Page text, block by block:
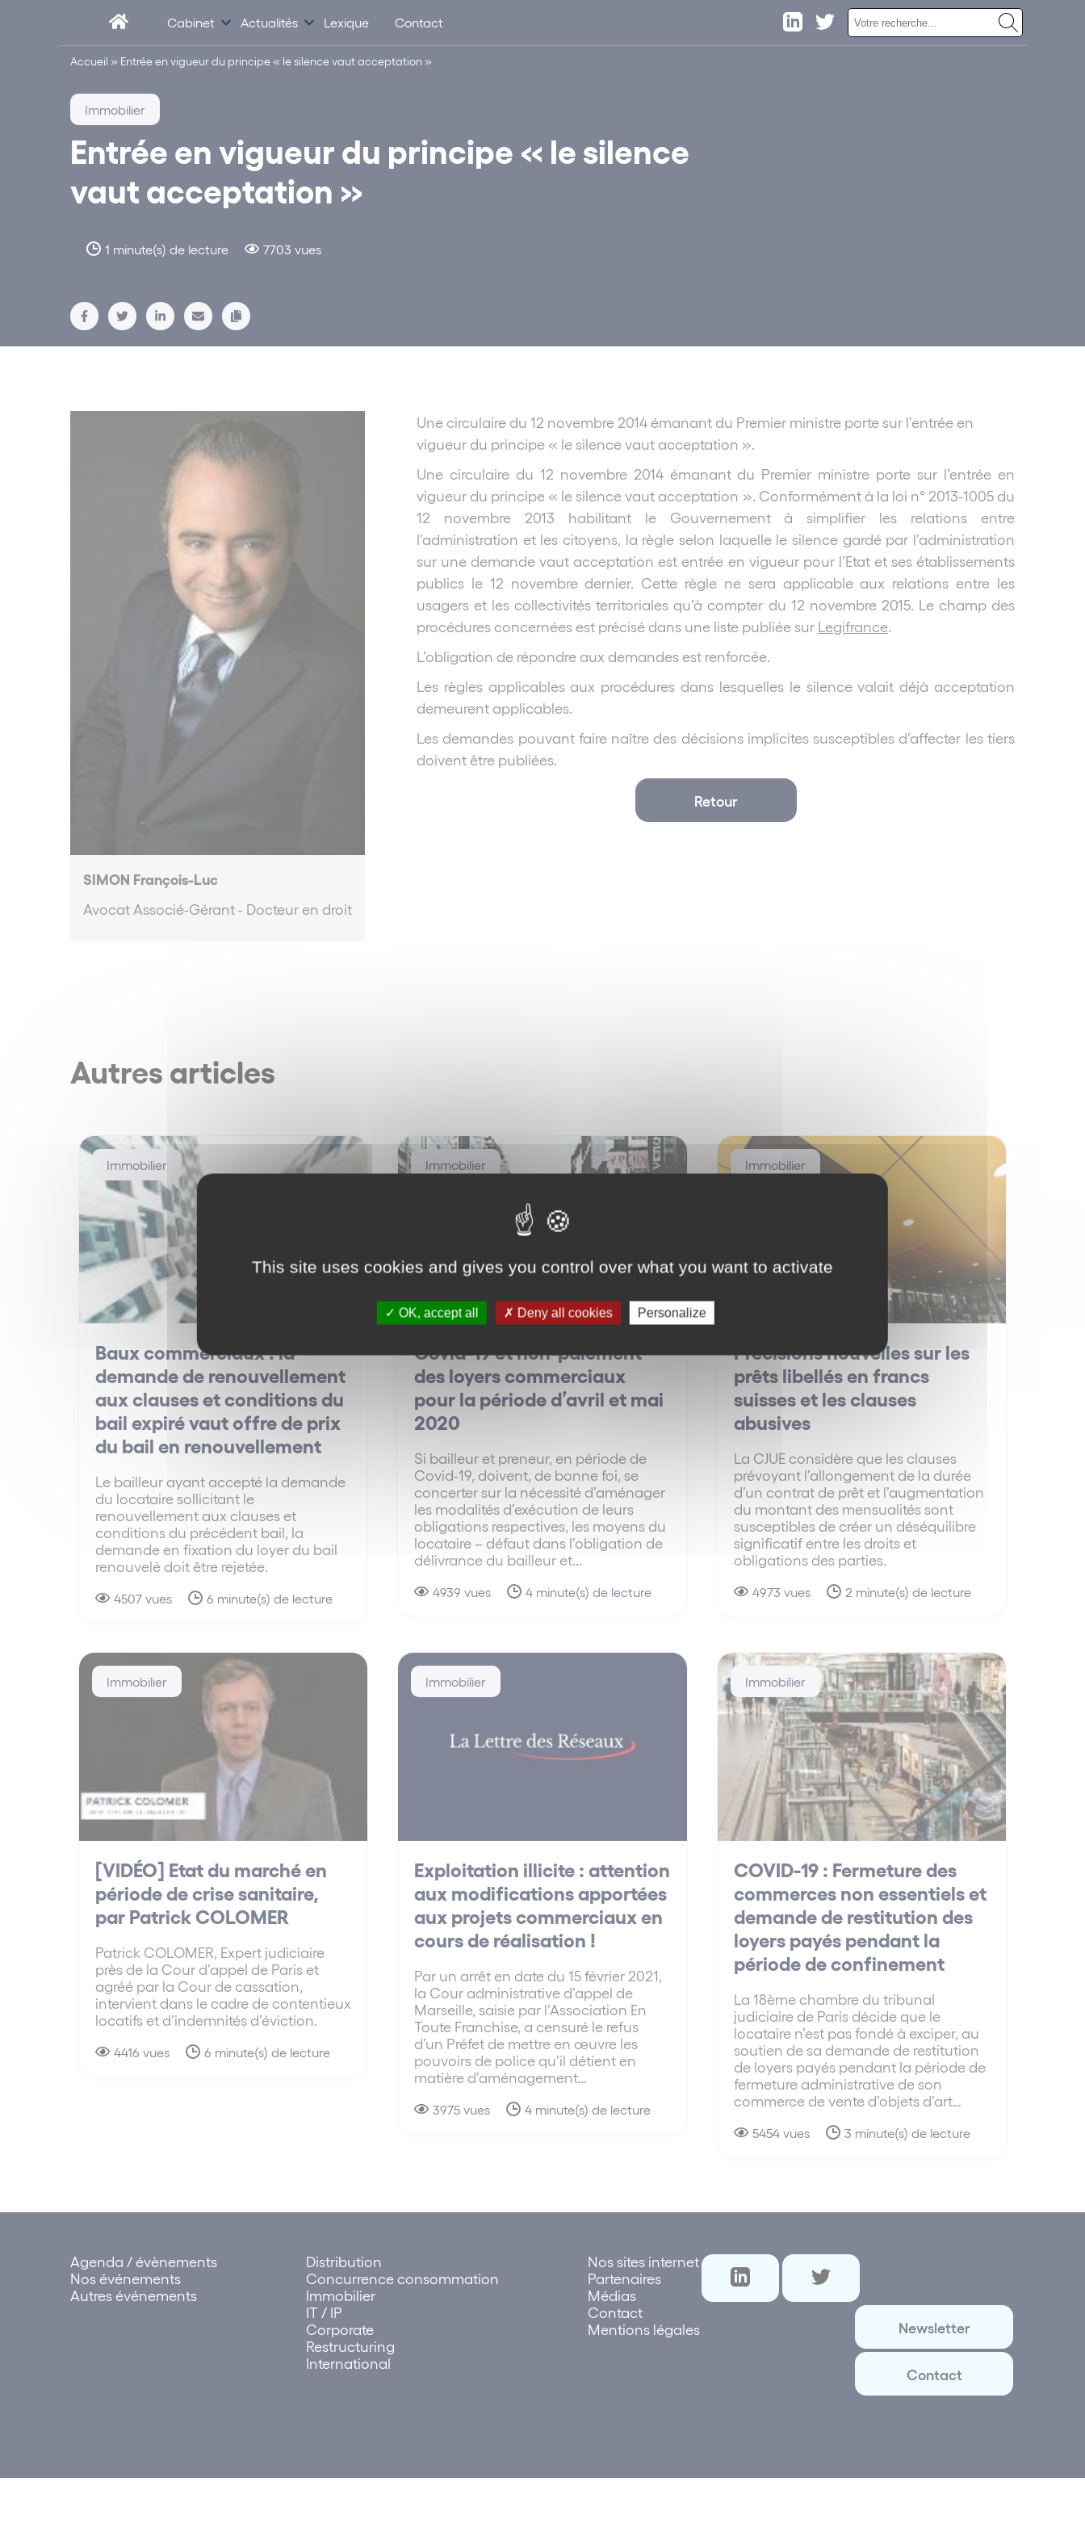
Cabinet Actualités Lexique Contact
Accueil » Entrée en vigueur du principe « le silence vaut acceptation »
Entrée en vigueur du principe « le silence
vaut acceptation »
1 minute(s) de lecture 7703 vues
Immobilier
SIMON François-Luc
Avocat Associé-Gérant - Docteur en droit
Une circulaire du 12 novembre 2014 émanant du Premier ministre porte sur l’entrée en
vigueur du principe « le silence vaut acceptation ».
Une circulaire du 12 novembre 2014 émanant du Premier ministre porte sur l’entrée en
vigueur du principe « le silence vaut acceptation ». Conformément à la loi n° 2013-1005 du
12 novembre 2013 habilitant le Gouvernement à simplifier les relations entre
l’administration et les citoyens, la règle selon laquelle le silence gardé par l’administration
sur une demande vaut acceptation est entrée en vigueur pour l’Etat et ses établissements
publics le 12 novembre dernier. Cette règle ne sera applicable aux relations entre les
usagers et les collectivités territoriales qu’à compter du 12 novembre 2015. Le champ des
procédures concernées est précisé dans une liste publiée sur Legifrance.
L’obligation de répondre aux demandes est renforcée.
Les règles applicables aux procédures dans lesquelles le silence valait déjà acceptation
demeurent applicables.
Les demandes pouvant faire naître des décisions implicites susceptibles d’affecter les tiers
doivent être publiées.
Retour
Autres articles
Immobilier
Baux commerciaux : la
demande de renouvellement
aux clauses et conditions du
bail expiré vaut offre de prix
du bail en renouvellement
Le bailleur ayant accepté la demande
du locataire sollicitant le
renouvellement aux clauses et
conditions du précédent bail, la
demande en fixation du loyer du bail
renouvelé doit être rejetée.
4507 vues 6 minute(s) de lecture
Immobilier
Covid-19 et non-paiement
des loyers commerciaux
pour la période d’avril et mai
2020
Si bailleur et preneur, en période de
Covid-19, doivent, de bonne foi, se
concerter sur la nécessité d’aménager
les modalités d’exécution de leurs
obligations respectives, les moyens du
locataire – défaut dans l’obligation de
délivrance du bailleur et...
4939 vues 4 minute(s) de lecture
Immobilier
Précisions nouvelles sur les
prêts libellés en francs
suisses et les clauses
abusives
La CJUE considère que les clauses
prévoyant l’allongement de la durée
d’un contrat de prêt et l’augmentation
du montant des mensualités sont
susceptibles de créer un déséquilibre
significatif entre les droits et
obligations des parties.
4973 vues 2 minute(s) de lecture
Immobilier
[VIDÉO] Etat du marché en
période de crise sanitaire,
par Patrick COLOMER
Patrick COLOMER, Expert judiciaire
près de la Cour d’appel de Paris et
agréé par la Cour de cassation,
intervient dans le cadre de contentieux
locatifs et d’indemnités d’éviction.
4416 vues 6 minute(s) de lecture
Immobilier
Exploitation illicite : attention
aux modifications apportées
aux projets commerciaux en
cours de réalisation !
Par un arrêt en date du 15 février 2021,
la Cour administrative d’appel de
Marseille, saisie par l’Association En
Toute Franchise, a censuré le refus
d’un Préfet de mettre en œuvre les
pouvoirs de police qu’il détient en
matière d’aménagement…
3975 vues 4 minute(s) de lecture
Immobilier
COVID-19 : Fermeture des
commerces non essentiels et
demande de restitution des
loyers payés pendant la
période de confinement
La 18ème chambre du tribunal
judiciaire de Paris décide que le
locataire n’est pas fondé à exciper, au
soutien de sa demande de restitution
de loyers payés pendant la période de
fermeture administrative de son
commerce de vente d’objets d’art…
5454 vues 3 minute(s) de lecture
Agenda / évènements
Nos événements
Autres événements
Distribution
Concurrence consommation
Immobilier
IT / IP
Corporate
Restructuring
International
Nos sites internet
Partenaires
Médias
Contact
Mentions légales
Newsletter
Contact
This site uses cookies and gives you control over what you want to activate
OK, accept all Deny all cookies Personalize